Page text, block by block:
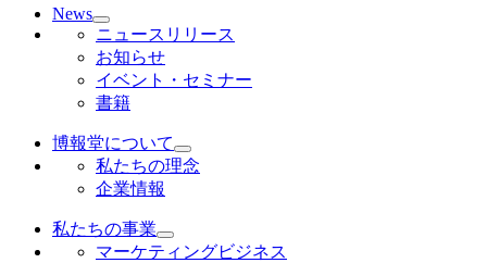
News
ニュースリリース
お知らせ
イベント・セミナー
書籍
博報堂について
私たちの理念
企業情報
私たちの事業
マーケティングビジネス